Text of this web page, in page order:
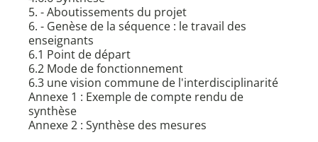
5. - Aboutissements du projet
6. - Genèse de la séquence : le travail des
enseignants
6.1 Point de départ
6.2 Mode de fonctionnement
6.3 une vision commune de l'interdisciplinarité
Annexe 1 : Exemple de compte rendu de
synthèse
Annexe 2 : Synthèse des mesures